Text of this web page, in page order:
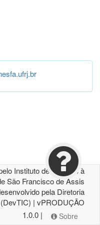
Instituto de Atenção à
São Francisco de Assis
pela Diretoria
| vPRODUÇÃO
1.0.0 |
Sobre